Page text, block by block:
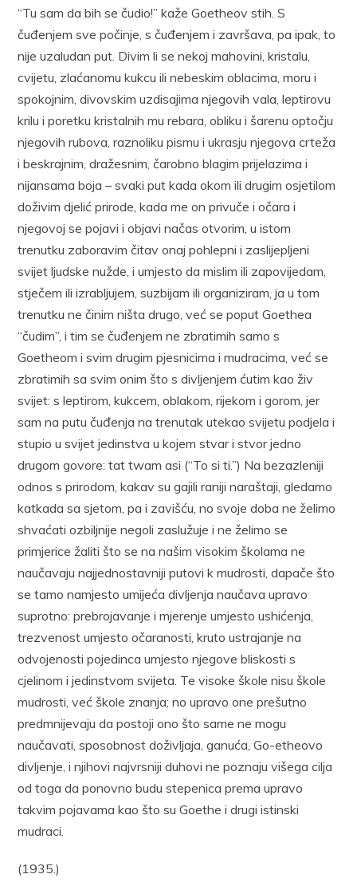
“Tu sam da bih se čudio!” kaže Goetheov stih. S
čuđenjem sve počinje, s čuđenjem i završava, pa ipak, to
nije uzaludan put. Divim li se nekoj mahovini, kristalu,
cvijetu, zlaćanomu kukcu ili nebeskim oblacima, moru i
spokojnim, divovskim uzdisajima njegovih vala, leptirovu
krilu i poretku kristalnih mu rebara, obliku i šarenu optočju
njegovih rubova, raznoliku pismu i ukrasju njegova crteža
i beskrajnim, dražesnim, čarobno blagim prijelazima i
nijansama boja – svaki put kada okom ili drugim osjetilom
doživim djelić prirode, kada me on privuče i očara i
njegovoj se pojavi i objavi načas otvorim, u istom
trenutku zaboravim čitav onaj pohlepni i zaslijepljeni
svijet ljudske nužde, i umjesto da mislim ili zapovijedam,
stječem ili izrabljujem, suzbijam ili organiziram, ja u tom
trenutku ne činim ništa drugo, već se poput Goethea
“čudim”, i tim se čuđenjem ne zbratimih samo s
Goetheom i svim drugim pjesnicima i mudracima, već se
zbratimih sa svim onim što s divljenjem ćutim kao živ
svijet: s leptirom, kukcem, oblakom, rijekom i gorom, jer
sam na putu čuđenja na trenutak utekao svijetu podjela i
stupio u svijet jedinstva u kojem stvar i stvor jedno
drugom govore: tat twam asi (“To si ti.”) Na bezazleniji
odnos s prirodom, kakav su gajili raniji naraštaji, gledamo
katkada sa sjetom, pa i zavišću, no svoje doba ne želimo
shvaćati ozbiljnije negoli zaslužuje i ne želimo se
primjerice žaliti što se na našim visokim školama ne
naučavaju najjednostavniji putovi k mudrosti, dapače što
se tamo namjesto umijeća divljenja naučava upravo
suprotno: prebrojavanje i mjerenje umjesto ushićenja,
trezvenost umjesto očaranosti, kruto ustrajanje na
odvojenosti pojedinca umjesto njegove bliskosti s
cjelinom i jedinstvom svijeta. Te visoke škole nisu škole
mudrosti, već škole znanja; no upravo one prešutno
predmnijevaju da postoji ono što same ne mogu
naučavati, sposobnost doživljaja, ganuća, Go-etheovo
divljenje, i njihovi najvrsniji duhovi ne poznaju višega cilja
od toga da ponovno budu stepenica prema upravo
takvim pojavama kao što su Goethe i drugi istinski
mudraci.
(1935.)